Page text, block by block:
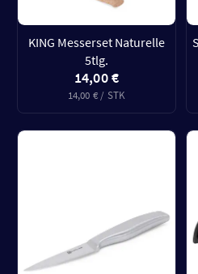
KING Messerset Naturelle
5tlg.
14,00 €
14,00 € / STK